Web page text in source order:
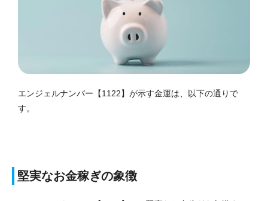
エンジェルナンバー【1122】が示す金運は、以下の通りで
す。
堅実なお金稼ぎの象徴